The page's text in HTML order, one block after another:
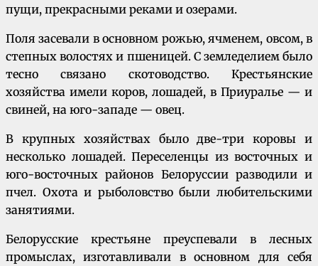
пущи, прекрасными реками и озерами.
Поля засевали в основном рожью, ячменем, овсом, в
степных волостях и пшеницей. С земледелием было
тесно связано скотоводство. Крестьянские
хозяйства имели коров, лошадей, в Приуралье — и
свиней, на юго-западе — овец.
В крупных хозяйствах было две-три коровы и
несколько лошадей. Переселенцы из восточных и
юго-восточных районов Белоруссии разводили и
пчел. Охота и рыболовство были любительскими
занятиями.
Белорусские крестьяне преуспевали в лесных
промыслах, изготавливали в основном для себя